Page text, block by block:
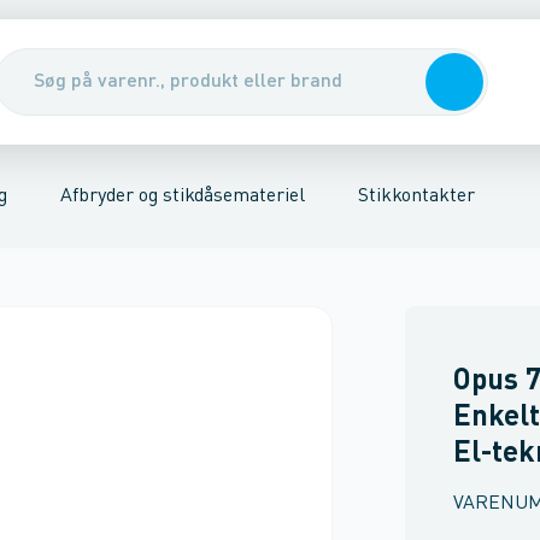
Kabler, rør & jording/udligningTavler, kabelskabe & DIN-
Afbryder og stikdåsemateriel Stikkontakter
Udendørs stikkontakterStikkontakter Trykknap
Opus
El-